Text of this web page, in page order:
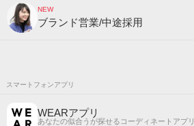
NEW
ブランド営業/中途採用
スマートフォンアプリ
WEARアプリ
あなたの似合うが探せるコーディネートアプリ